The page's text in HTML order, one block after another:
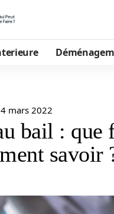
4 mars 2022
bail : que
savoir